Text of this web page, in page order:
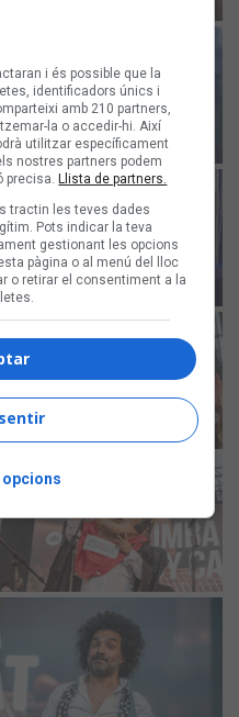
i és possible que la
identificadors únics i
amb 210 partners,
la o accedir-hi. Així
utilitzar específicament
nostres partners podem
precisa. Llista de partners.
tractin les teves dades
Pots indicar la teva
gestionant les opcions
pàgina o al menú del lloc
o retirar el consentiment a la